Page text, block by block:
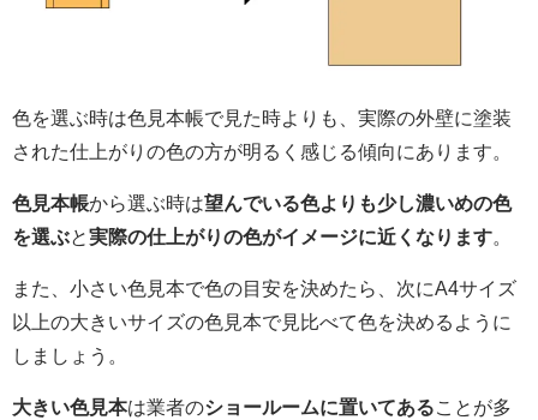
色を選ぶ時は色見本帳で見た時よりも、実際の外壁に塗装
された仕上がりの色の方が明るく感じる傾向にあります。
色見本帳から選ぶ時は望んでいる色よりも少し濃いめの色
を選ぶと実際の仕上がりの色がイメージに近くなります。
また、小さい色見本で色の目安を決めたら、次にA4サイズ
以上の大きいサイズの色見本で見比べて色を決めるように
しましょう。
大きい色見本は業者のショールームに置いてあることが多